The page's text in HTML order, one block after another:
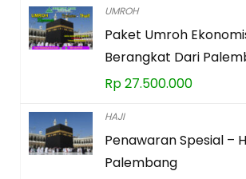
UMROH
Paket Umroh
Berangkat Dari
Rp27.500.000
HAJI
Penawaran Spesial –
Palembang